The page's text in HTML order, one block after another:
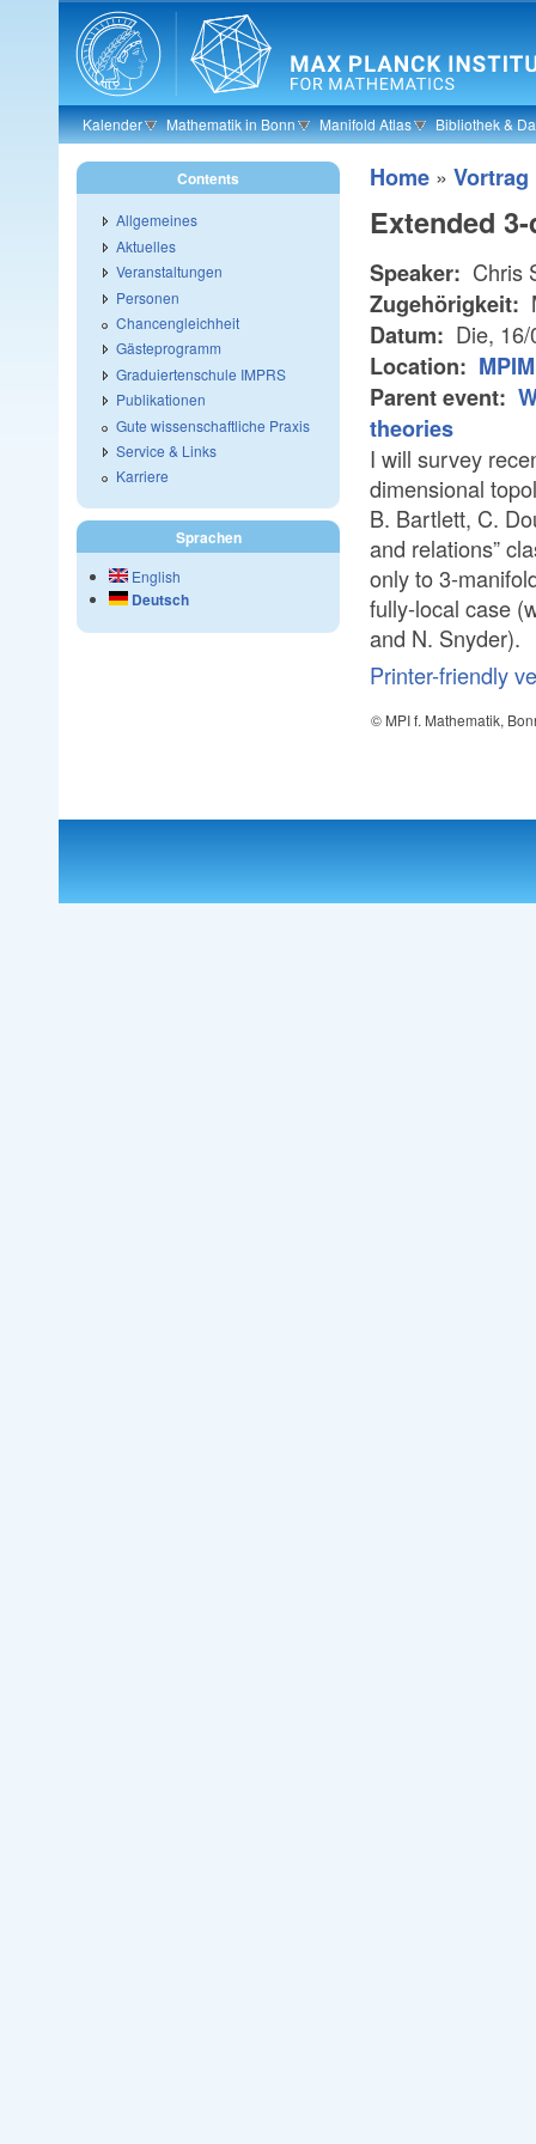
Skip to main content
Kalender Mathematik in Bonn Manifold Atlas Bibliothek &
Home » Vortrag
Extended
Speaker: Chris
Zugehörigkeit:
Datum: Die,
Location:
Parent event:
theories
I will survey
dimensional
B. Bartlett, C.
and relations”
only to 3-
fully-local case
and N. Snyder).
Printer-friendly
© MPI f. Mathematik,
Contents
Allgemeines
Aktuelles
Veranstaltungen
Personen
Chancengleichheit
Gästeprogramm
Graduiertenschule IMPRS
Publikationen
Gute wissenschaftliche Praxis
Service & Links
Karriere
Sprachen
English
Deutsch